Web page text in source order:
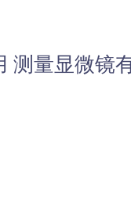
测量显微镜